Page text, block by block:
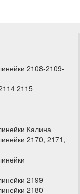
2108-2109-
2115
Калина
2170, 2171,
2199
2180